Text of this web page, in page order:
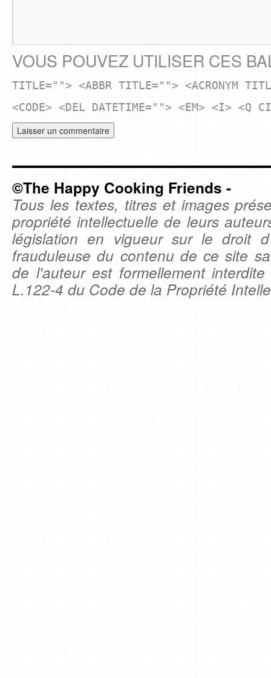
VOUS POUVEZ UTILISER CES
TITLE=""> <ABBR TITLE=""> <ACRONYM
<CODE> <DEL DATETIME=""> <EM> <I> <Q
©The Happy Cooking Friends -
Tous les textes, titres et images
propriété intellectuelle de leurs
législation en vigueur sur le droit
frauduleuse du contenu de ce site
de l'auteur est formellement
L.122-4 du Code de la Propriété